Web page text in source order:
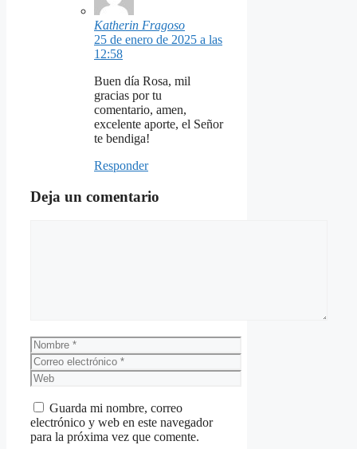
Katherin Fragoso
25 de enero de 2025 a las
12:58
Buen día Rosa, mil
gracias por tu
comentario, amen,
excelente aporte, el Señor
te bendiga!
Responder
Deja un comentario
Nombre
Correo
electrónico
Web
Guarda mi nombre, correo
electrónico y web en este navegador
para la próxima vez que comente.